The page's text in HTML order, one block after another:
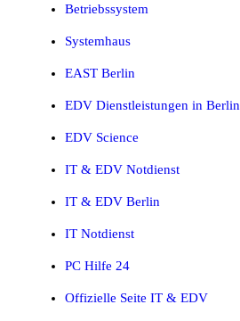
Betriebssystem
Systemhaus
EAST Berlin
EDV Dienstleistungen in Berlin
EDV Science
IT & EDV Notdienst
IT & EDV Berlin
IT Notdienst
PC Hilfe 24
Offizielle Seite IT & EDV